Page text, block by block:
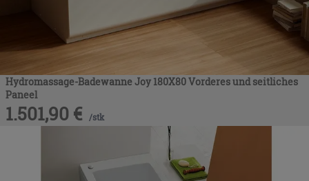
Hydromassage-Badewanne Joy 180X80 Vorderes und seitliches
Paneel
1.501,90 € /stk